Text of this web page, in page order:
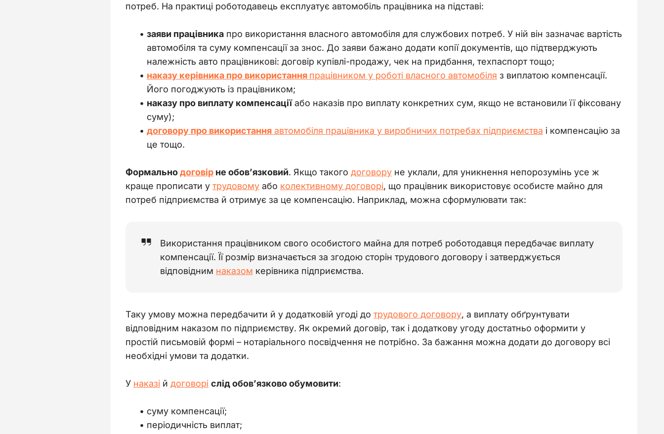
потреб. На практиці роботодавець експлуатує автомобіль працівника на підставі:
заяви працівника про використання власного автомобіля для службових потреб. У ній він зазначає вартість
автомобіля та суму компенсації за знос. До заяви бажано додати копії документів, що підтверджують
належність авто працівникові: договір купівлі-продажу, чек на придбання, техпаспорт тощо;
наказу керівника про використання працівником у роботі власного автомобіля з виплатою компенсації.
Його погоджують із працівником;
наказу про виплату компенсаціїабо наказів про виплату конкретних сум, якщо не встановили її фіксовану
суму);
договору про використання автомобіля працівника у виробничих потребах підприємства і компенсацію за
це тощо.
Формально договір не обов’язковий. Якщо такого договору не уклали, для уникнення непорозумінь усе ж
краще прописати у трудовому або колективному договорі, що працівник використовує особисте майно для
потреб підприємства й отримує за це компенсацію. Наприклад, можна сформулювати так:
Використання працівником свого особистого майна для потреб роботодавця передбачає виплату
компенсації. Її розмір визначається за згодою сторін трудового договору і затверджується
відповідним наказом керівника підприємства.
Таку умову можна передбачити й у додатковій угоді до трудового договору, а виплату обґрунтувати
відповідним наказом по підприємству. Як окремий договір, так і додаткову угоду достатньо оформити у
простій письмовій формі – нотаріального посвідчення не потрібно. За бажання можна додати до договору всі
необхідні умови та додатки.
У наказі й договорі слід обов’язково обумовити:
суму компенсації;
періодичність виплат;